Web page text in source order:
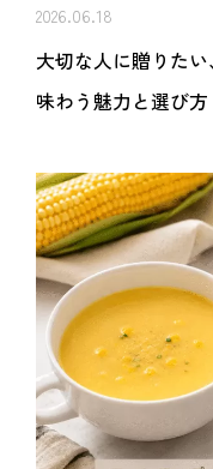
大切な人に贈りた
味わう魅力と選び方
2026.06.18